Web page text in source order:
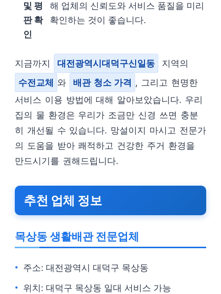
및 평
판 확
인
해 업체의 신뢰도와 서비스 품질을 미리
확인하는 것이 좋습니다.
지금까지 대전광역시대덕구신일동
지역의
수전교체
와 배관 청소 가격
, 그리고 현명한
서비스 이용 방법에 대해 알아보았습니다. 우리
집의 물 환경은 우리가 조금만 신경 쓰면 충분
히 개선될 수 있습니다. 망설이지 마시고 전문가
의 도움을 받아 쾌적하고 건강한 주거 환경을
만드시기를 권해드립니다.
추천 업체 정보
목상동 생활배관 전문업체
주소: 대전광역시 대덕구 목상동
위치: 대덕구 목상동 일대 서비스 가능